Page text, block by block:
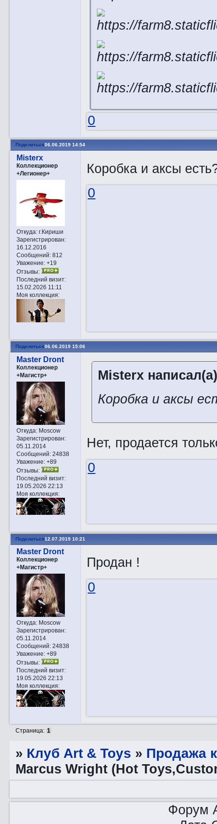
0
Поделиться06.06.2019 14:54
Misterx
Коллекционер
+Легионер+
Откуда:г.Кириши
Зарегистрирован:
16.12.2016
Сообщений:812
Уважение: +19
Отзывы:
Последний визит:
15.02.2026 11:11
Моя коллекция:
Коробка и аксы
0
Поделиться06.06.2019 15:06
Master Dront
Коллекционер
+Магистр+
Откуда:Moscow
Зарегистрирован:
05.11.2014
Сообщений:24838
Уважение: +89
Отзывы:
Последний визит:
19.05.2026 22:13
Моя коллекция:
Misterx
Коробка и аксы
Нет, продается
0
Поделиться12.07.2019 10:21
Master Dront
Коллекционер
+Магистр+
Откуда:Moscow
Зарегистрирован:
05.11.2014
Сообщений:24838
Уважение: +89
Отзывы:
Последний визит:
19.05.2026 22:13
Моя коллекция:
Продан !
0
Страница: 1
» Клуб Art & Toys » Продажа
Marcus Wright (Hot
Форум